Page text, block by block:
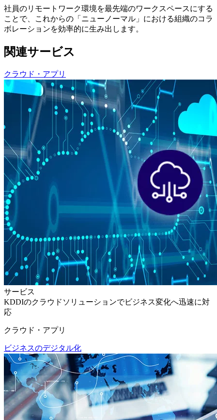
社員のリモートワーク環境を最先端のワークスペースにする
ことで、これからの「ニューノーマル」における組織のコラ
ボレーションを効率的に生み出します。
関連サービス
クラウド・アプリ
サービス
KDDIのクラウドソリューションでビジネス変化へ迅速に対
応
クラウド・アプリ
ビジネスのデジタル化